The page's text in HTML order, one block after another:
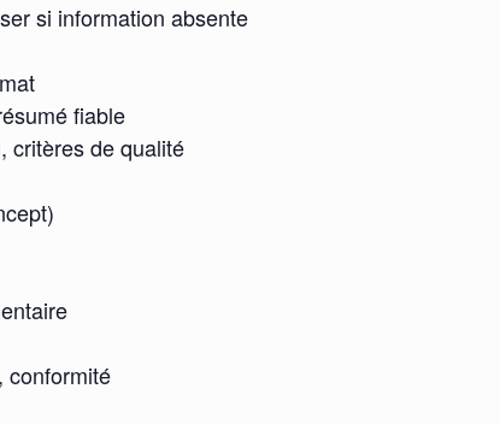
si information absente
fiable
critères de qualité
conformité